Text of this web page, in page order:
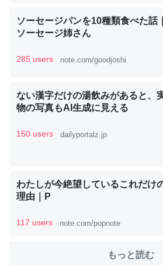
論文では「淡水はカルシウムも酸素
いる鋏角類（カブトガニ・ウミグモ
ずキチンを強化してる筈だが、酵素
─ニュース :: 【研究発表】昆虫学の大問題
いのか」に関する新仮説
これを元に考えるとカルシウムを大
類は苦労してるんだな…。腹足類だと
─ニュース :: 【研究発表】昆虫学の大問題
ソーセージパンを10種類食べた話｜
ソーセージ姉さん
285 users note.com/goodjoshi
ない漢字だけの湯飲みがあると、
物の写真もAI生成に見える
150 users dailyportalz.jp
わたしが今絶望しているこれだけ
理由｜P
117 users note.com/popnote
もっと読む